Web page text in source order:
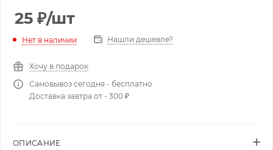
25 ₽/шт
Нет в наличии Нашли дешевле?
Хочу в подарок
Самовывоз сегодня - бесплатно
Доставка завтра от - 300 ₽
ОПИСАНИЕ